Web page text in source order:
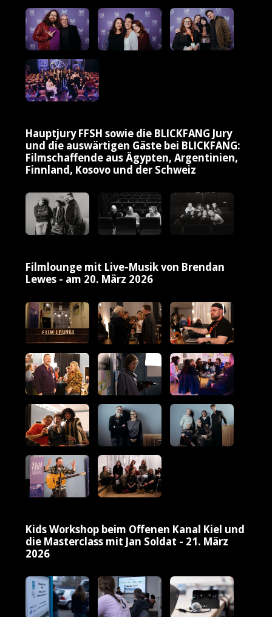
Hauptjury FFSH sowie die BLICKFANG Jury
und die auswärtigen Gäste bei BLICKFANG:
Filmschaffende aus Ägypten, Argentinien,
Finnland, Kosovo und der Schweiz
Filmlounge mit Live-Musik von Brendan
Lewes - am 20. März 2026
Kids Workshop beim Offenen Kanal Kiel und
die Masterclass mit Jan Soldat - 21. März
2026